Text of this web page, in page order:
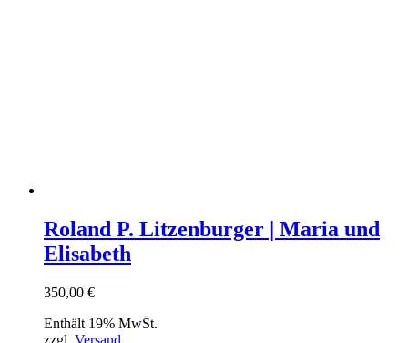
Roland P. Litzenburger | Maria und
Elisabeth
350,00 €
Enthält 19% MwSt.